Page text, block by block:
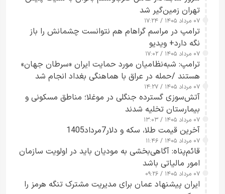
تهران زمین‌گیر شد
۰۷ مرداد ۱۴۰۵ / ۱۷:۲۴
ترامپ در مراسم گراهام هم نتوانست چشمانش را باز
نگه دارد+ ویدیو
۰۷ مرداد ۱۴۰۵ / ۱۷:۰۲
ترامپ: شبه‌نظامیان مورد حمایت ایران «سرطان جهان»
هستند /حمله در عراق با هماهنگی بغداد انجام شد
۰۷ مرداد ۱۴۰۵ / ۱۴:۲۷
آتش‌سوزی گسترده جنگلی در موغلا؛ مناطق مسکونی و
بیمارستان تخلیه شدند
۰۷ مرداد ۱۴۰۵ / ۱۳:۰۳
آخرین قیمت طلا، سکه و دلار7مرداد1405
۰۷ مرداد ۱۴۰۵ / ۱۱:۴۶
قائم‌پناه: آگاهی‌بخشی به مودیان باید در اولویت سازمان
امور مالیاتی باشد
۰۷ مرداد ۱۴۰۵ / ۰۹:۲۶
ایران پیشنهاد عمان برای مدیریت مشترک تنگه هرمز را